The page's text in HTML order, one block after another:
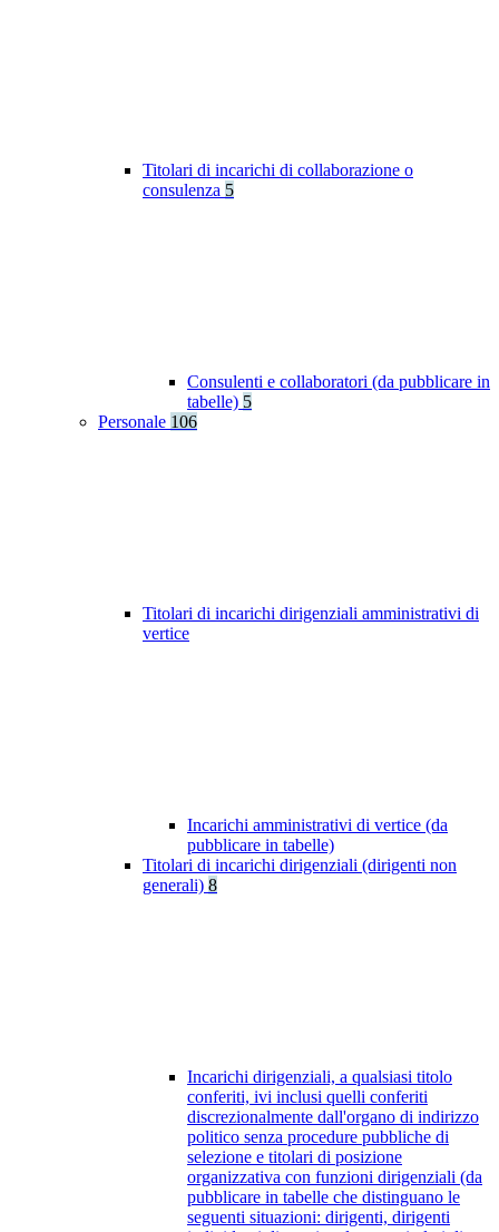
Titolari di incarichi di collaborazione o
consulenza 5
Consulenti e collaboratori (da pubblicare in
tabelle) 5
Personale 106
Titolari di incarichi dirigenziali amministrativi di
vertice
Incarichi amministrativi di vertice (da
pubblicare in tabelle)
Titolari di incarichi dirigenziali (dirigenti non
generali) 8
Incarichi dirigenziali, a qualsiasi titolo
conferiti, ivi inclusi quelli conferiti
discrezionalmente dall'organo di indirizzo
politico senza procedure pubbliche di
selezione e titolari di posizione
organizzativa con funzioni dirigenziali (da
pubblicare in tabelle che distinguano le
seguenti situazioni: dirigenti, dirigenti